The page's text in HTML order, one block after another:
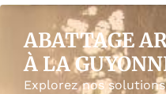
ABATTAGE
À LA
Explorez nos